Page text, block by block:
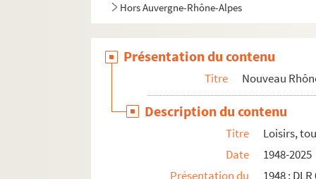
Hors Auvergne-Rhône-Alpes
Présentation du contenu
Titre Nouveau
Description du contenu
Titre
Loisirs,
Date
1948-2025
Présentation du
1948 :